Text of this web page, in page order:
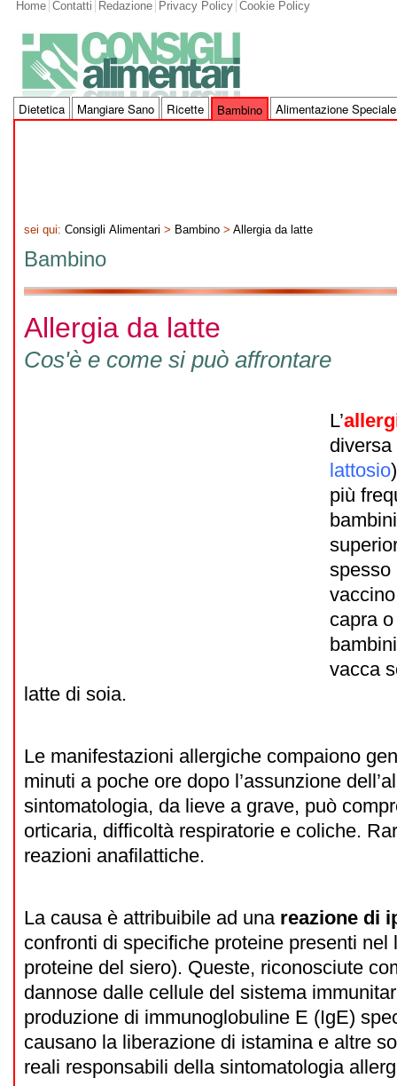
Home Contatti Redazione Privacy Policy Cookie Policy
Dietetica Mangiare Sano Ricette Bambino Alimentazione Speciale
sei qui: Consigli Alimentari > Bambino > Allergia da latte
Bambino
Allergia da latte
Cos'è e come si può affrontare
L’
diversa
lattosio
più
spesso
capra
vacca
latte di soia.
Le manifestazioni allergiche compaiono
minuti a poche ore dopo l’assunzione
sintomatologia, da lieve a grave, può
orticaria, difficoltà respiratorie e coliche.
reazioni anafilattiche.
La causa è attribuibile ad una reazione di
confronti di specifiche proteine presenti nel
proteine del siero). Queste, riconosciute
dannose dalle cellule del sistema
produzione di immunoglobuline E (IgE)
causano la liberazione di istamina e altre
reali responsabili della sintomatologia